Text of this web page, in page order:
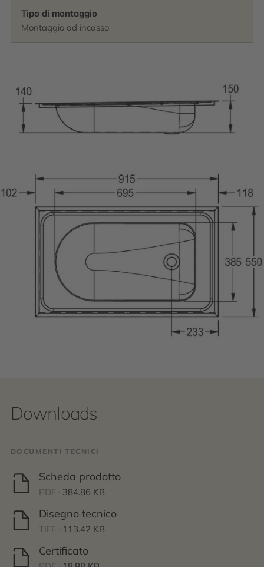
Tipo di montaggio
Montaggio ad incasso
Downloads
DOCUMENTI TECNICI
Scheda prodotto
PDF · 384.86 KB
Disegno tecnico
TIFF · 113.42 KB
Certificato